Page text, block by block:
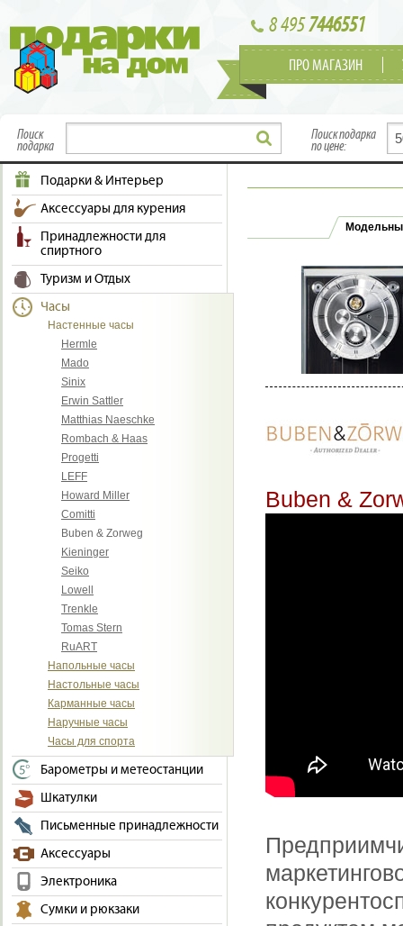
8 4957446551
ПРО МАГАЗИН
Поиск
подарка
Поиск подарка
по цене:
Подарки & Интерьер
Аксессуары для курения
Принадлежности для
спиртного
Туризм и Отдых
Часы
Настенные часы
Hermle
Mado
Sinix
Erwin Sattler
Matthias Naeschke
Rombach & Haas
Progetti
LEFF
Howard Miller
Comitti
Buben & Zorweg
Kieninger
Seiko
Lowell
Trenkle
Tomas Stern
RuART
Напольные часы
Настольные часы
Карманные часы
Наручные часы
Часы для спорта
Барометры и метеостанции
Шкатулки
Письменные принадлежности
Аксессуары
Электроника
Сумки и рюкзаки
Buben &